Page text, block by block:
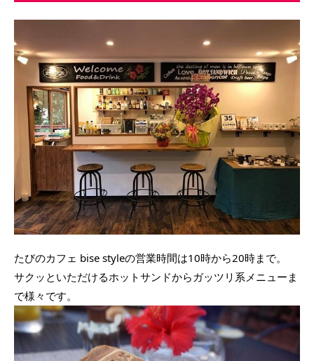
たびのカフェ bise styleの営業時間は10時から20時まで。
サクッといただけるホットサンドからガッツリ系メニューま
で様々です。